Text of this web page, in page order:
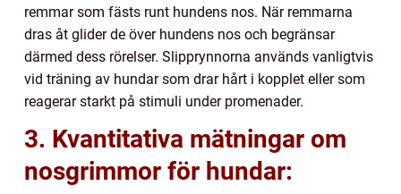
remmar som fästs runt hundens nos. När remmarna
dras åt glider de över hundens nos och begränsar
därmed dess rörelser. Slipprynnorna används vanligtvis
vid träning av hundar som drar hårt i kopplet eller som
reagerar starkt på stimuli under promenader.
3. Kvantitativa mätningar om
nosgrimmor för hundar: